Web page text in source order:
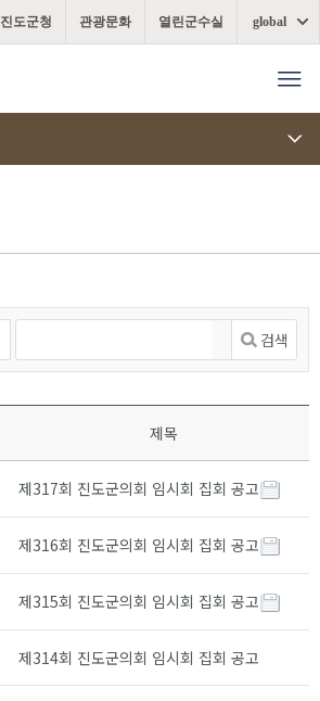
진도군청 관광문화 열린군수실 global
제목
제317회 진도군의회 임시회 집회 공고
제316회 진도군의회 임시회 집회 공고
제315회 진도군의회 임시회 집회 공고
제314회 진도군의회 임시회 집회 공고